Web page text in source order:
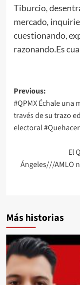
Tiburcio,
mercado,
cuestionando,
razonando.Es
Post
Previous:
#QPMX Échale una
través de su trazo
electoral
El
Ángeles///AMLO
Más historias